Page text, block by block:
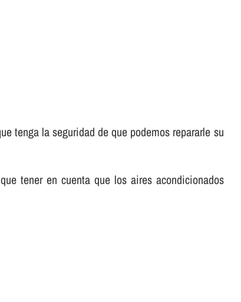
tenga la seguridad de que podemos repararle su
tener en cuenta que los aires acondicionados